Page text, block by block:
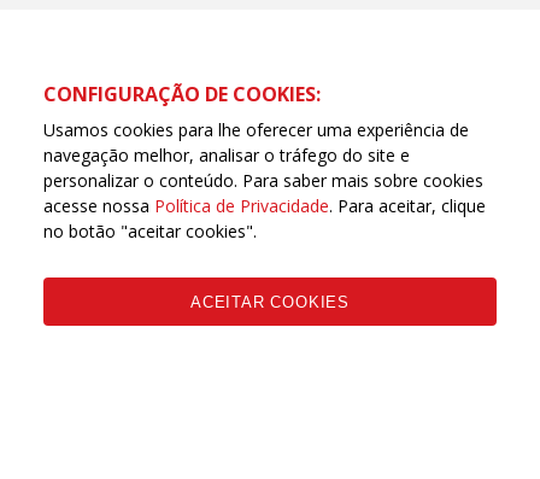
Página oficial da Central Única dos Trabalhadores de
Goiás (CUT Goiás) | © Todos os direitos reservados
CONFIGURAÇÃO DE COOKIES:
Usamos cookies para lhe oferecer uma experiência de
navegação melhor, analisar o tráfego do site e
personalizar o conteúdo. Para saber mais sobre cookies
acesse nossa Política de Privacidade. Para aceitar, clique
no botão "aceitar cookies".
ACEITAR COOKIES